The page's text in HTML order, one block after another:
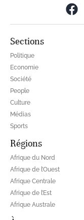
Sections
Politique
Economie
Société
People
Culture
Médias
Sports
Régions
Afrique du Nord
Afrique de l’Ouest
Afrique Centrale
Afrique de l’Est
Afrique Australe